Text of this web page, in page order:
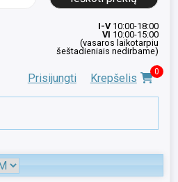
I-V10:00-18:00
VI 10:00-15:00
(vasaros laikotarpiu
šeštadieniais nedirbame)
Prisijungti Krepšelis 0